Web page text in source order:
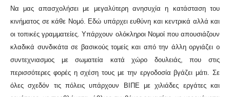
Να μας απασχολήσει με μεγαλύτερη ανησυχία η κατάσταση του
κινήματος σε κάθε Νομό. Εδώ υπάρχει ευθύνη και κεντρικά αλλά και
οι τοπικές γραμματείες. Υπάρχουν ολόκληροι Νομοί που απουσιάζουν
κλαδικά συνδικάτα σε βασικούς τομείς και από την άλλη οργιάζει ο
συντεχνιασμος με σωματεία κατά χώρο δουλειάς, που στις
περισσότερες φορές η σχέση τους με την εργοδοσία βγάζει μάτι. Σε
όλες σχεδόν τις πόλεις υπάρχουν ΒΙΠΕ με χιλιάδες εργάτες και